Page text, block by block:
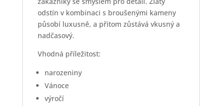
odstín v kombinaci s broušenými kameny
působí luxusně, a přitom zůstává vkusný a
nadčasový.
Vhodná příležitost:
narozeniny
Vánoce
výročí